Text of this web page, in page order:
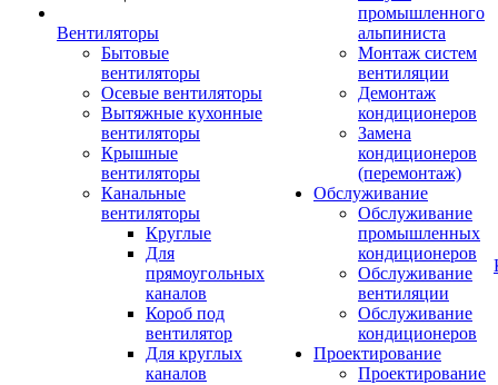
Вентиляторы
Бытовые
вентиляторы
Осевые вентиляторы
Вытяжные кухонные
вентиляторы
Крышные
вентиляторы
Канальные
вентиляторы
Круглые
Для
прямоугольных
каналов
Короб под
вентилятор
Для круглых
каналов
промышленного
альпиниста
Монтаж систем
вентиляции
Демонтаж
кондиционеров
Замена
кондиционеров
(перемонтаж)
Обслуживание
Обслуживание
промышленных
кондиционеров
Обслуживание
вентиляции
Обслуживание
кондиционеров
Проектирование
Проектирование